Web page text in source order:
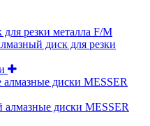
резки металла F/M
диск для резки
диски MESSER
алмазные диски MESSER